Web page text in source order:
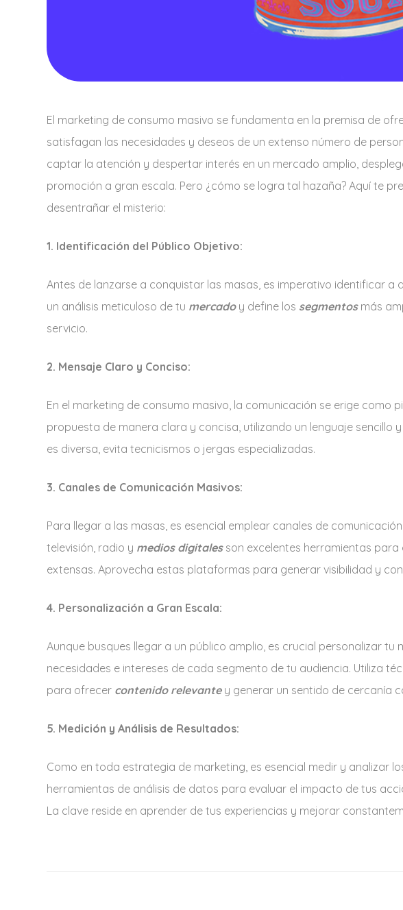
El marketing de consumo masivo se fundamenta en la premisa de
satisfagan las necesidades y deseos de un extenso número de
captar la atención y despertar interés en un mercado amplio,
promoción a gran escala. Pero ¿cómo se logra tal hazaña? Aquí te
desentrañar el misterio:
1. Identificación del Público Objetivo:
Antes de lanzarse a conquistar las masas, es imperativo identificar a
un análisis meticuloso de tu mercadoy define los segmentos más
servicio.
2. Mensaje Claro y Conciso:
En el marketing de consumo masivo, la comunicación se erige como
propuesta de manera clara y concisa, utilizando un lenguaje sencillo
es diversa, evita tecnicismos o jergas especializadas.
3. Canales de Comunicación Masivos:
Para llegar a las masas, es esencial emplear canales de
televisión, radio y medios digitalesson excelentes herramientas para
extensas. Aprovecha estas plataformas para generar visibilidad y
4. Personalización a Gran Escala:
Aunque busques llegar a un público amplio, es crucial personalizar tu
necesidades e intereses de cada segmento de tu audiencia. Utiliza
para ofrecer contenido relevantey generar un sentido de cercanía
5. Medición y Análisis de Resultados:
Como en toda estrategia de marketing, es esencial medir y analizar
herramientas de análisis de datos para evaluar el impacto de tus
La clave reside en aprender de tus experiencias y mejorar